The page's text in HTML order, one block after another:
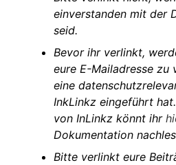
einverstanden mit der
seid.
Bevor ihr verlinkt,
eure E-Mailadresse zu
eine
InkLinkz eingeführt
von InLinkz könnt ihr
Dokumentation
Bitte verlinkt eure